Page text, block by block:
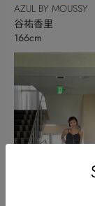
AZUL BY MOUSSY
谷祐香里
166cm